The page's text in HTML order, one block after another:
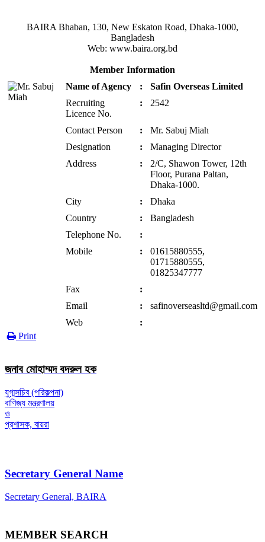
BAIRA Bhaban, 130, New Eskaton Road, Dhaka-1000,
Bangladesh
Web: www.baira.org.bd
Member Information
Name of Agency
:
Safin Overseas Limited
Recruiting
Licence No.
: 2542
Contact Person :
Mr. Sabuj Miah
Designation
:
Managing Director
Address
:
2/C, Shawon Tower, 12th
Floor, Purana Paltan,
Dhaka-1000.
City
:
Dhaka
Country
:
Bangladesh
Telephone No.
:
Mobile
:
01615880555,
01715880555,
01825347777
Fax
:
Email
:
safinoverseasltd@gmail.com
Web
:
Print
জনাব মোহাম্মদ বদরুল হক
যুগ্মসচিব (পরিকল্পনা)
বাণিজ্য মন্ত্রণালয়
ও
প্রশাসক, বায়রা
Secretary General Name
Secretary General, BAIRA
MEMBER SEARCH